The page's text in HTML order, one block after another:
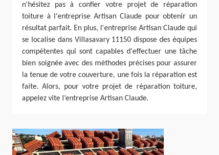
n'hésitez pas à confier votre projet de réparation
toiture à l'entreprise Artisan Claude pour obtenir un
résultat parfait. En plus, l'entreprise Artisan Claude qui
se localise dans Villasavary 11150 dispose des équipes
compétentes qui sont capables d'effectuer une tâche
bien soignée avec des méthodes précises pour assurer
la tenue de votre couverture, une fois la réparation est
faite. Alors, pour votre projet de réparation toiture,
appelez vite l’entreprise Artisan Claude.